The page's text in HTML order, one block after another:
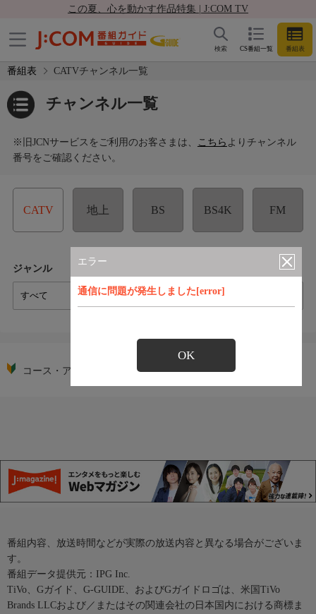
この夏、心を動かす作品特集 | J:COM TV
CS番組一覧 番組表
検索
番組表 CATVチャンネル一覧
エラー
通信に問題が発生しました[error]
OK
チャンネル一覧
※旧JCNサービスをご利用のお客さまは、 こちら よりチャンネル
番号をご確認ください。
CATV 地上 BS BS4K FM
ジャンル
コース・アイコンの説明
番組内容、放送時間などが実際の放送内容と異なる場合がございま
す。
番組データ提供元：IPG Inc.
TiVo、Gガイド、G-GUIDE、およびGガイドロゴは、米国TiVo
Brands LLCおよび／またはその関連会社の日本国内における商標ま